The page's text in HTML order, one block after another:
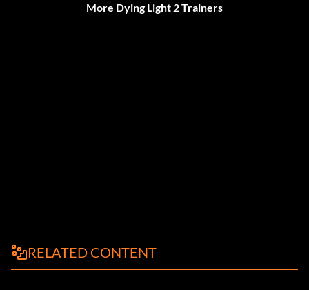
More Dying Light 2 Trainers
RELATED CONTENT